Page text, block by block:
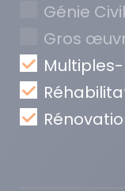
Génie
Gros